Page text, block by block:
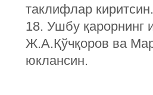
таклифлар киритсин.
18. Ушбу қарорнинг
Ж.А.Қўчқоров ва
юклансин.